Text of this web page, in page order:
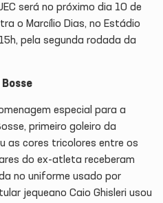
será no próximo dia 10 de
o Marcílio Dias, no Estádio
pela segunda rodada da
Bosse
especial para a
primeiro goleiro da
as cores tricolores entre os
do ex-atleta receberam
no uniforme usado por
jequeano Caio Ghisleri usou